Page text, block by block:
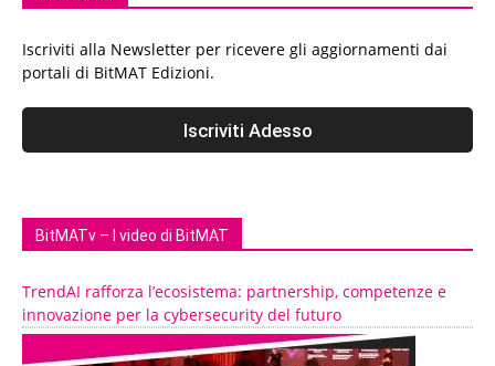
Iscriviti alla Newsletter per ricevere gli aggiornamenti dai
portali di BitMAT Edizioni.
BitMATv – I video di BitMAT
TrendAI rafforza l’ecosistema: partnership, competenze e
innovazione per la cybersecurity del futuro